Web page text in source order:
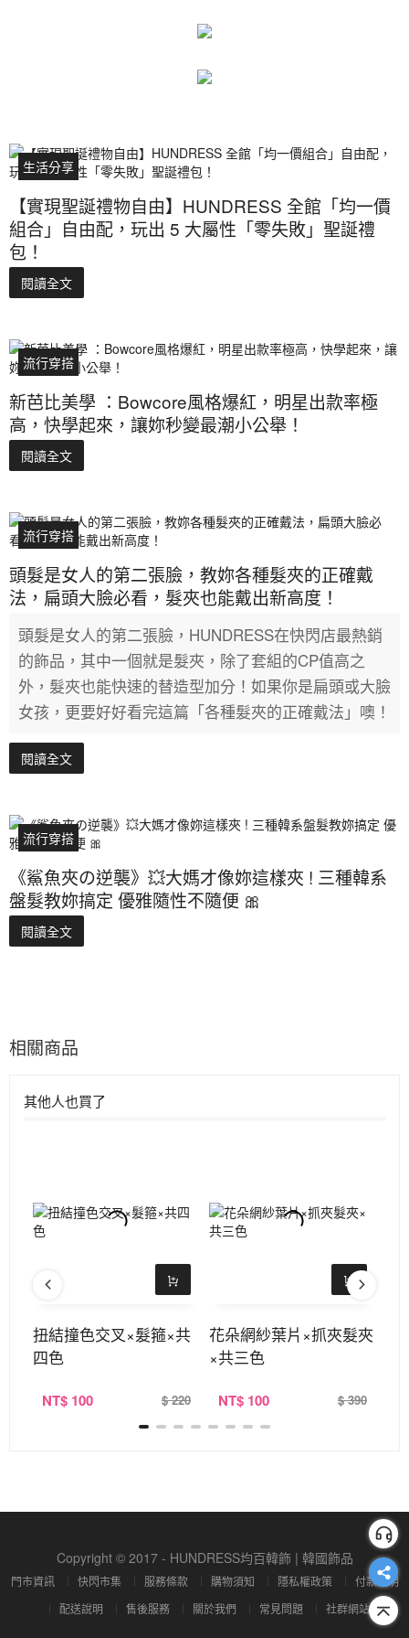
生活分享
【實現聖誕禮物自由】HUNDRESS 全館「均一價
組合」自由配，玩出 5 大屬性「零失敗」聖誕禮
包！
閱讀全文
流行穿搭
新芭比美學 ：Bowcore風格爆紅，明星出款率極
高，快學起來，讓妳秒變最潮小公舉！
閱讀全文
流行穿搭
頭髮是女人的第二張臉，教妳各種髮夾的正確戴
法，扁頭大臉必看，髮夾也能戴出新高度！
頭髮是女人的第二張臉，HUNDRESS在快閃店最熱銷
的飾品，其中一個就是髮夾，除了套組的CP值高之
外，髮夾也能快速的替造型加分！如果你是扁頭或大臉
女孩，更要好好看完這篇「各種髮夾的正確戴法」噢！
閱讀全文
流行穿搭
《鯊魚夾の逆襲》💥大媽才像妳這樣夾 ! 三種韓系
盤髮教妳搞定 優雅隨性不隨便 🎀
閱讀全文
相關商品
其他人也買了
扭結撞色交叉×髮箍×共
四色
NT$ 100 $ 220
花朵網紗葉片×抓夾髮夾
×共三色
NT$ 100 $ 390
Copyright © 2017 - HUNDRESS均百韓飾 | 韓國飾品
門市資訊 快閃市集 服務條款 購物須知 隱私權政策
付款說明
配送說明
售後服務 關於我們 常見問題 社群網站